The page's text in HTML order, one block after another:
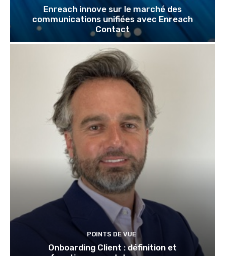
Enreach innove sur le marché des
communications unifiées avec Enreach
Contact
POINTS DE VUE
Onboarding Client : définition et